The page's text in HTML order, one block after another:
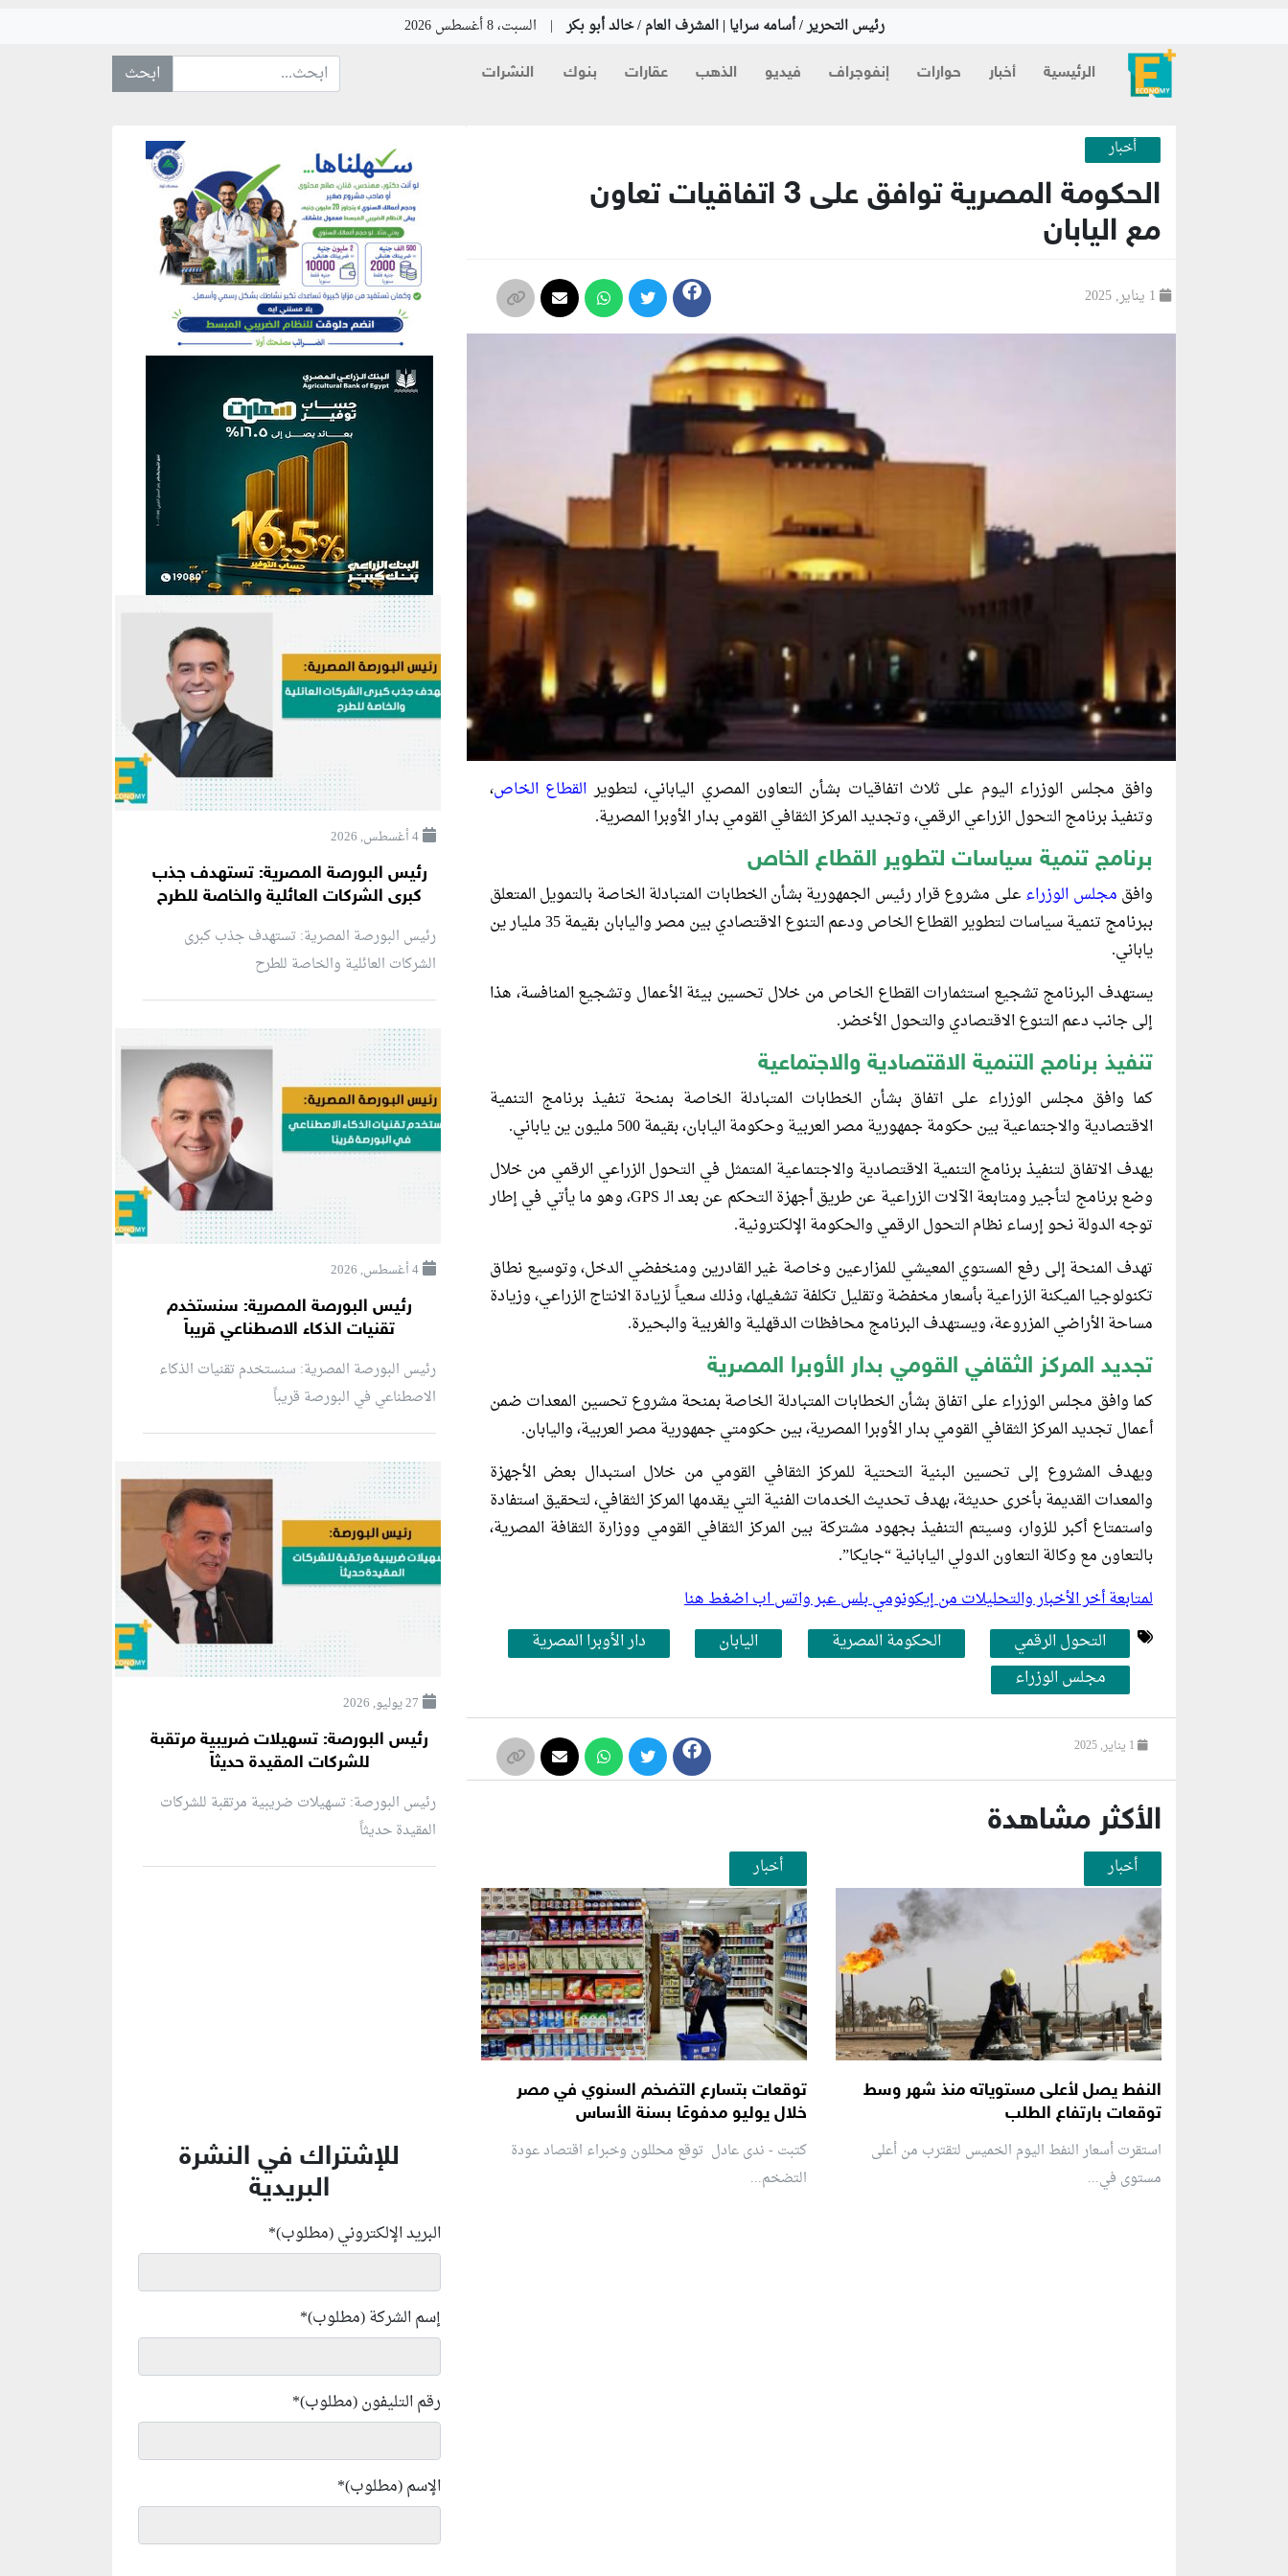
رئيس التحرير / أسامه سرايا | المشرف العام / خالد أبو بكر | السبت، 8 أغسطس 2026
الرئيسية أخبار حوارات إنفوجراف فيديو الذهب عقارات بنوك النشرات ابحث عن... :
أخبار
الحكومة المصرية توافق على 3 اتفاقيات تعاون
مع اليابان
وافق مجلس الوزراء اليوم على ثلاث اتفاقيات بشأن التعاون المصري الياباني، لتطويرالقطاع الخاص،
وتنفيذ برنامج التحول الزراعي الرقمي، وتجديد المركز الثقافي القومي بدار الأوبرا المصرية.
برنامج تنمية سياسات لتطوير القطاع الخاص
وافق مجلس الوزراء على مشروع قرار رئيس الجمهورية بشأن الخطابات المتبادلة الخاصة بالتمويل المتعلق
ببرنامج تنمية سياسات لتطوير القطاع الخاص ودعم التنوع الاقتصادي بين مصر واليابان بقيمة 35 مليار ين
ياباني.
يستهدف البرنامج تشجيع استثمارات القطاع الخاص من خلال تحسين بيئة الأعمال وتشجيع المنافسة، هذا
إلى جانب دعم التنوع الاقتصادي والتحول الأخضر.
تنفيذ برنامج التنمية الاقتصادية والاجتماعية
كما وافق مجلس الوزراء على اتفاق بشأن الخطابات المتبادلة الخاصة بمنحة تنفيذ برنامج التنمية
الاقتصادية والاجتماعية بين حكومة جمهورية مصر العربية وحكومة اليابان، بقيمة 500 مليون ين ياباني.
يهدف الاتفاق لتنفيذ برنامج التنمية الاقتصادية والاجتماعية المتمثل في التحول الزراعي الرقمي من خلال
وضع برنامج لتأجير ومتابعة الآلات الزراعية عن طريق أجهزة التحكم عن بعد الـ GPS، وهو ما يأتي في إطار
توجه الدولة نحو إرساء نظام التحول الرقمي والحكومة الإلكترونية.
تهدف المنحة إلى رفع المستوي المعيشي للمزارعين وخاصة غير القادرين ومنخفضي الدخل، وتوسيع نطاق
تكنولوجيا الميكنة الزراعية بأسعار مخفضة وتقليل تكلفة تشغيلها، وذلك سعياً لزيادة الانتاج الزراعي، وزيادة
مساحة الأراضي المزروعة، ويستهدف البرنامج محافظات الدقهلية والغربية والبحيرة.
تجديد المركز الثقافي القومي بدار الأوبرا المصرية
كما وافق مجلس الوزراء على اتفاق بشأن الخطابات المتبادلة الخاصة بمنحة مشروع تحسين المعدات ضمن
أعمال تجديد المركز الثقافي القومي بدار الأوبرا المصرية، بين حكومتي جمهورية مصر العربية، واليابان.
ويهدف المشروع إلى تحسين البنية التحتية للمركز الثقافي القومي من خلال استبدال بعض الأجهزة
والمعدات القديمة بأخرى حديثة، بهدف تحديث الخدمات الفنية التي يقدمها المركز الثقافي، لتحقيق استفادة
واستمتاع أكبر للزوار، وسيتم التنفيذ بجهود مشتركة بين المركز الثقافي القومي ووزارة الثقافة المصرية،
بالتعاون مع وكالة التعاون الدولي اليابانية “جايكا”.
لمتابعة أخر الأخبار والتحليلات من إيكونومي بلس عبر واتس اب اضغط هنا
التحول الرقمي
الحكومة المصرية اليابان
دار الأوبرا المصرية
مجلس الوزراء
الأكثر مشاهدة
أخبار
النفط يصل لأعلى مستوياته منذ شهر وسط
توقعات بارتفاع الطلب
استقرت أسعار النفط اليوم الخميس لتقترب من أعلى
مستوى في...
أخبار
توقعات بتسارع التضخم السنوي في مصر
خلال يوليو مدفوعًا بسنة الأساس
كتبت - ندى عادل توقع محللون وخبراء اقتصاد عودة
التضخم...
منطقة إعلانية
منطقة إعلانية
4 أغسطس, 2026
رئيس البورصة المصرية: تستهدف جذب
كبرى الشركات العائلية والخاصة للطرح
رئيس البورصة المصرية: تستهدف جذب كبرى
الشركات العائلية والخاصة للطرح
4 أغسطس, 2026
رئيس البورصة المصرية: سنستخدم
تقنيات الذكاء الاصطناعي قريباً
رئيس البورصة المصرية: سنستخدم تقنيات الذكاء
الاصطناعي في البورصة قريباً
27 يوليو, 2026
رئيس البورصة: تسهيلات ضريبية مرتقبة
للشركات المقيدة حديثاً
رئيس البورصة: تسهيلات ضريبية مرتقبة للشركات
المقيدة حديثاً
للإشتراك في النشرة
البريدية
البريد الإلكتروني (مطلوب)*
إسم الشركة (مطلوب)*
رقم التليفون (مطلوب)*
الإسم (مطلوب)*